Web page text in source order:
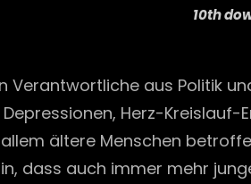
10th
Verantwortliche aus Politik
Herz-
ältere Menschen
dass auch immer mehr